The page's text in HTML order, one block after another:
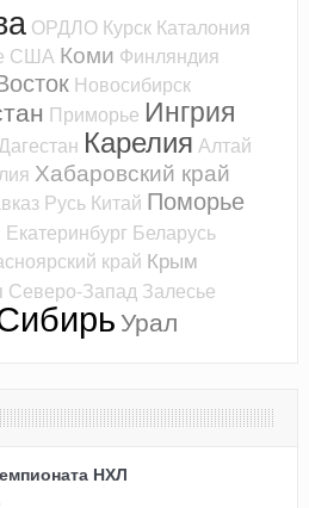
ОРДЛО Курск Каталония
США Коми Финляндия
Новосибирск
Приморье Ингрия
Карелия Алтай
Хабаровский край
Русь Китай Поморье
Екатеринбург Беларусь
край Крым
Северо-Запад Залесье
Урал
НХЛ